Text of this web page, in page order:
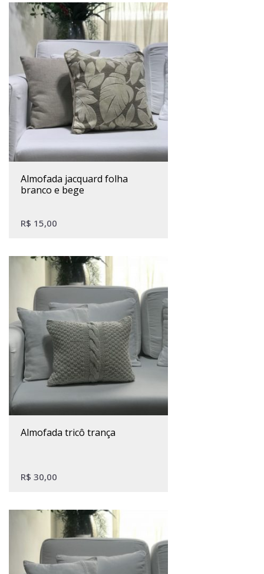
almofada jacquard folha
branco e bege
R$ 15,00
almofada tricô trança
R$ 30,00